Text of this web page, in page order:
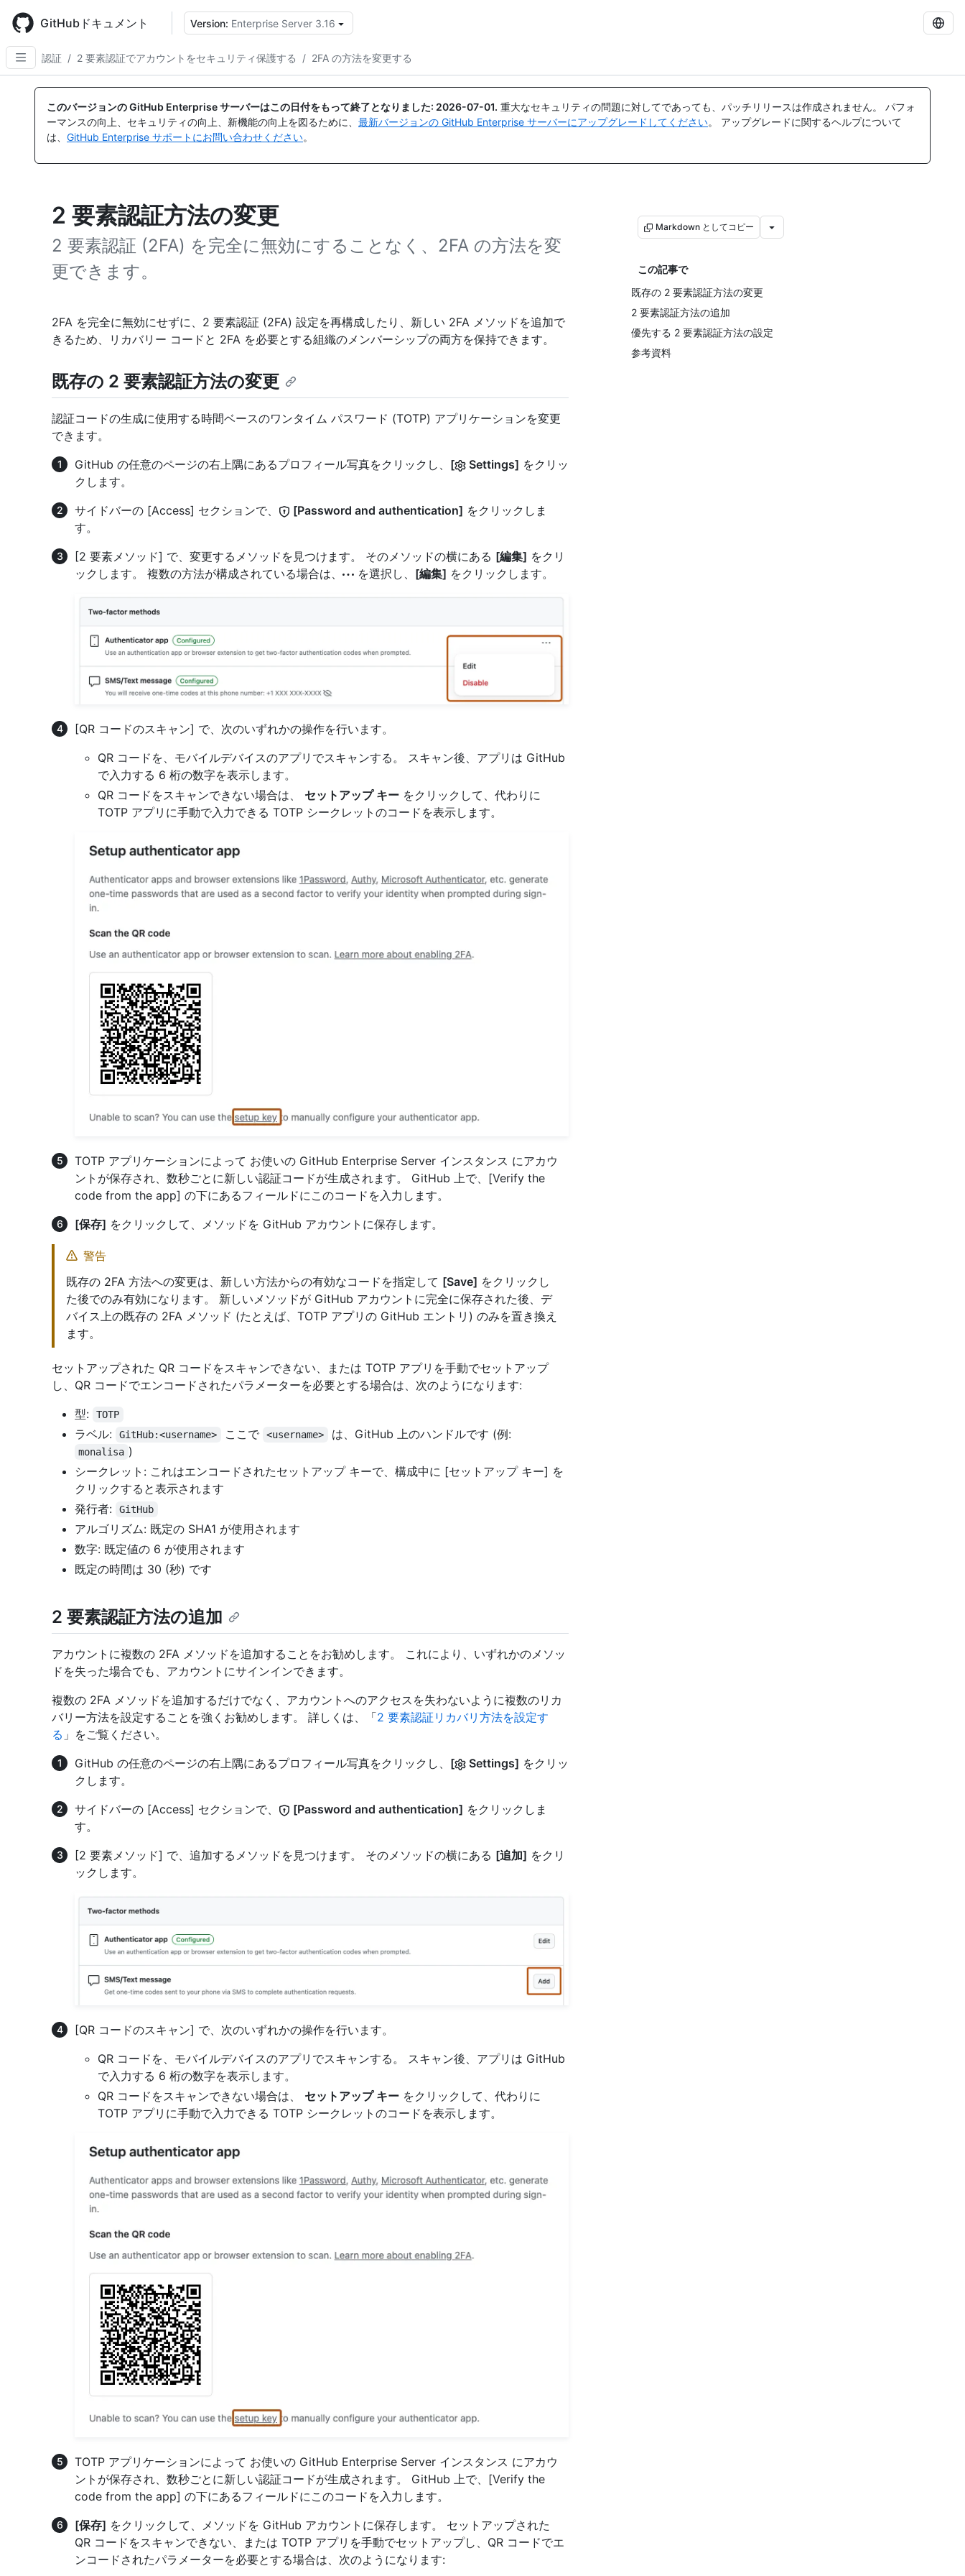
main
content
GitHubドキュメント Version: Enterprise Server 3.16
認証 / 2 要素認証でアカウントをセキュリティ保護する / 2FA の方法を変更する
このバージョンの GitHub Enterprise サーバーはこの日付をもって終了となりました: 2026-07-01. 重大なセキュリティの問題に対してであっても、パッチリリースは作成されません。 パフォ
ーマンスの向上、セキュリティの向上、新機能の向上を図るために、 最新バージョンの GitHub Enterprise サーバーにアップグレードしてください。 アップグレードに関するヘルプについて
は、 GitHub Enterprise サポートにお問い合わせください。
2 要素認証方法の変更
2 要素認証 (2FA) を完全に無効にすることなく、2FA の方法を変
更できます。
Markdown としてコピー
この記事で
既存の 2 要素認証方法の変更
2 要素認証方法の追加
優先する 2 要素認証方法の設定
参考資料
2FA を完全に無効にせずに、2 要素認証 (2FA) 設定を再構成したり、新しい 2FA メソッドを追加で
きるため、リカバリー コードと 2FA を必要とする組織のメンバーシップの両方を保持できます。
既存の 2 要素認証方法の変更
認証コードの生成に使用する時間ベースのワンタイム パスワード (TOTP) アプリケーションを変更
できます。
GitHub の任意のページの右上隅にあるプロフィール写真をクリックし、 [ Settings] をクリッ
クします。
サイドバーの [Access] セクションで、
[Password and authentication] をクリックしま
す。
[2 要素メソッド] で、変更するメソッドを見つけます。 そのメソッドの横にある [編集] をクリ
ックします。 複数の方法が構成されている場合は、
を選択し、 [編集] をクリックします。
[QR コードのスキャン] で、次のいずれかの操作を行います。
QR コードを、モバイルデバイスのアプリでスキャンする。 スキャン後、アプリは GitHub
で入力する 6 桁の数字を表示します。
QR コードをスキャンできない場合は、 セットアップ キー をクリックして、代わりに
TOTP アプリに手動で入力できる TOTP シークレットのコードを表示します。
TOTP アプリケーションによって お使いの GitHub Enterprise Server インスタンス にアカウ
ントが保存され、数秒ごとに新しい認証コードが生成されます。 GitHub 上で、[Verify the
code from the app] の下にあるフィールドにこのコードを入力します。
[保存] をクリックして、メソッドを GitHub アカウントに保存します。
警告
既存の 2FA 方法への変更は、新しい方法からの有効なコードを指定して [Save] をクリックし
た後でのみ有効になります。 新しいメソッドが GitHub アカウントに完全に保存された後、デ
バイス上の既存の 2FA メソッド (たとえば、TOTP アプリの GitHub エントリ) のみを置き換え
ます。
セットアップされた QR コードをスキャンできない、または TOTP アプリを手動でセットアップ
し、QR コードでエンコードされたパラメーターを必要とする場合は、次のようになります:
型:
TOTP
ラベル: GitHub:<username> ここで <username> は、GitHub 上のハンドルです (例:
monalisa )
シークレット: これはエンコードされたセットアップ キーで、構成中に [セットアップ キー] を
クリックすると表示されます
発行者:
GitHub
アルゴリズム: 既定の SHA1 が使用されます
数字: 既定値の 6 が使用されます
既定の時間は 30 (秒) です
2 要素認証方法の追加
アカウントに複数の 2FA メソッドを追加することをお勧めします。 これにより、いずれかのメソッ
ドを失った場合でも、アカウントにサインインできます。
複数の 2FA メソッドを追加するだけでなく、アカウントへのアクセスを失わないように複数のリカ
バリー方法を設定することを強くお勧めします。 詳しくは、「2 要素認証リカバリ方法を設定す
る 」をご覧ください。
GitHub の任意のページの右上隅にあるプロフィール写真をクリックし、 [ Settings] をクリッ
クします。
サイドバーの [Access] セクションで、
[Password and authentication] をクリックしま
す。
[2 要素メソッド] で、追加するメソッドを見つけます。 そのメソッドの横にある [追加] をクリ
ックします。
[QR コードのスキャン] で、次のいずれかの操作を行います。
QR コードを、モバイルデバイスのアプリでスキャンする。 スキャン後、アプリは GitHub
で入力する 6 桁の数字を表示します。
QR コードをスキャンできない場合は、 セットアップ キー をクリックして、代わりに
TOTP アプリに手動で入力できる TOTP シークレットのコードを表示します。
TOTP アプリケーションによって お使いの GitHub Enterprise Server インスタンス にアカウ
ントが保存され、数秒ごとに新しい認証コードが生成されます。 GitHub 上で、[Verify the
code from the app] の下にあるフィールドにこのコードを入力します。
[保存] をクリックして、メソッドを GitHub アカウントに保存します。 セットアップされた
QR コードをスキャンできない、または TOTP アプリを手動でセットアップし、QR コードでエ
ンコードされたパラメーターを必要とする場合は、次のようになります: